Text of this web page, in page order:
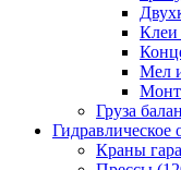
Клеи
Мел
Груза
Гидравлическое
Краны